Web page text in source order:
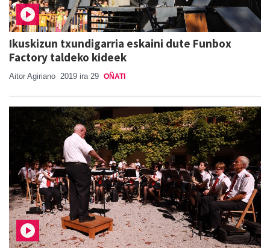
Ikuskizun txundigarria eskaini dute Funbox
Factory taldeko kideek
Aitor Agiriano 2019 ira 29 OÑATI